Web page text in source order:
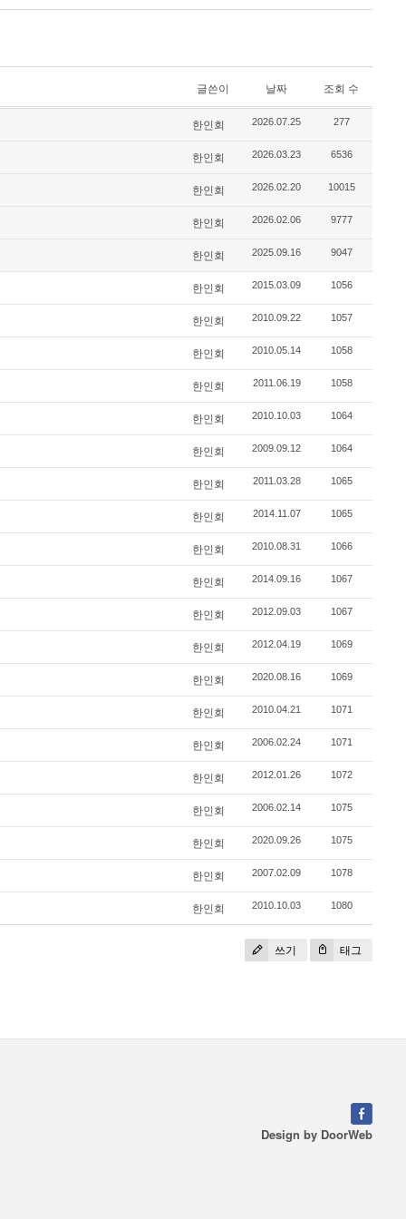
글쓴이 날짜 조회 수
한인회 2026.07.25 277
한인회 2026.03.23 6536
한인회 2026.02.20 10015
한인회 2026.02.06 9777
한인회 2025.09.16 9047
한인회 2015.03.09 1056
한인회 2010.09.22 1057
한인회 2010.05.14 1058
한인회 2011.06.19 1058
한인회 2010.10.03 1064
한인회 2009.09.12 1064
한인회 2011.03.28 1065
한인회 2014.11.07 1065
한인회 2010.08.31 1066
한인회 2014.09.16 1067
한인회 2012.09.03 1067
한인회 2012.04.19 1069
한인회 2020.08.16 1069
한인회 2010.04.21 1071
한인회 2006.02.24 1071
한인회 2012.01.26 1072
한인회 2006.02.14 1075
한인회 2020.09.26 1075
한인회 2007.02.09 1078
한인회 2010.10.03 1080
쓰기 태그
Design by DoorWeb